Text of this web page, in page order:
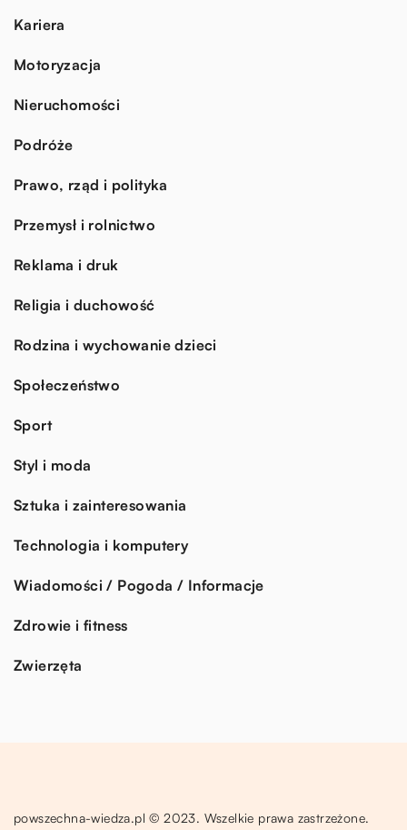
Kariera
Motoryzacja
Nieruchomości
Podróże
Prawo, rząd i polityka
Przemysł i rolnictwo
Reklama i druk
Religia i duchowość
Rodzina i wychowanie dzieci
Społeczeństwo
Sport
Styl i moda
Sztuka i zainteresowania
Technologia i komputery
Wiadomości / Pogoda / Informacje
Zdrowie i fitness
Zwierzęta
powszechna-wiedza.pl © 2023. Wszelkie prawa zastrzeżone.